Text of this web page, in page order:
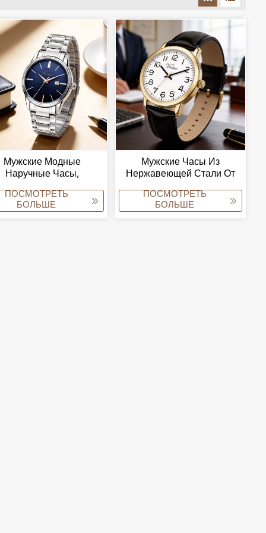
Мужские Модные
Наручные Часы,
Кварцевые Часы.
ПОСМОТРЕТЬ
БОЛЬШЕ
Мужские Часы Из
Нержавеющей Стали От
Индивидуальным
Циферблатом, Деловые
ПОСМОТРЕТЬ
БОЛЬШЕ